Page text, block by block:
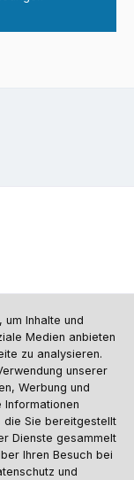
Inhalte und
Medien anbieten
zu analysieren.
unserer
Werbung und
Informationen
die Sie bereitgestellt
Dienste gesammelt
Ihren Besuch bei
und